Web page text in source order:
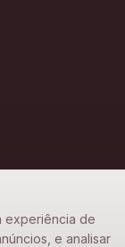
experiência de
e analisar